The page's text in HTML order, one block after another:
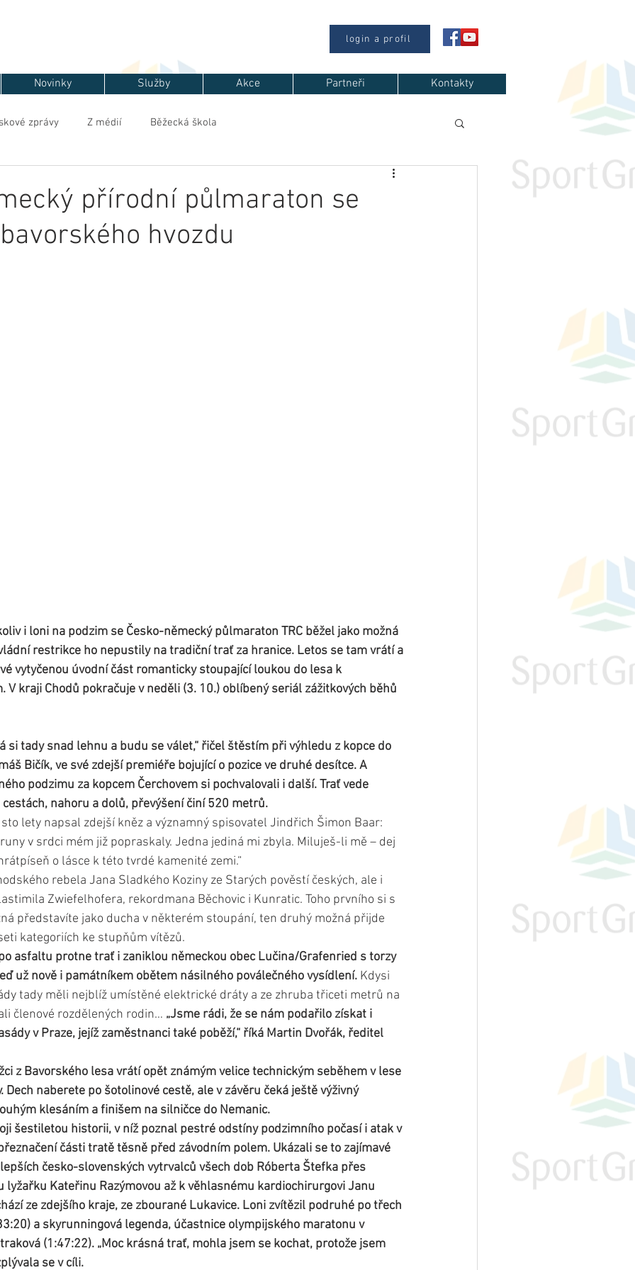
login a profil
Novinky Služby Akce Partneři Kontakty
zprávy Z médií Běžecká škola
přírodní půlmaraton se
hvozdu
i loni na podzim se Česko-německý půlmaraton TRC běžel jako možná
restrikce ho nepustily na tradiční trať za hranice. Letos se tam vrátí a
vytyčenou úvodní část romanticky stoupající loukou do lesa k
V kraji Chodů pokračuje v neděli (3. 10.) oblíbený seriál zážitkových běhů
si tady snad lehnu a budu se válet,“ řičel štěstím při výhledu z kopce do
Bičík, ve své zdejší premiéře bojující o pozice ve druhé desítce. A
podzimu za kopcem Čerchovem si pochvalovali i další. Trať vede
nahoru a dolů, převýšení činí 520 metrů.
lety napsal zdejší kněz a významný spisovatel Jindřich Šimon Baar:
v srdci mém již popraskaly. Jedna jediná mi zbyla. Miluješ-li mě – dej
o lásce k této tvrdé kamenité zemi.“
rebela Jana Sladkého Koziny ze Starých pověstí českých, ale i
Zwiefelhofera, rekordmana Běchovic i Kunratic. Toho prvního si s
představíte jako ducha v některém stoupání, ten druhý možná přijde
kategoriích ke stupňům vítězů.
asfaltu protne trať i zaniklou německou obec Lučina/Grafenried s torzy
už nově i památníkem obětem násilného poválečného vysídlení. Kdysi
tady měli nejblíž umístěné elektrické dráty a ze zhruba třiceti metrů na
členové rozdělených rodin… „Jsme rádi, že se nám podařilo získat i
v Praze, jejíž zaměstnanci také poběží,“ říká Martin Dvořák, ředitel
z Bavorského lesa vrátí opět známým velice technickým seběhem v lese
Dech naberete po šotolinové cestě, ale v závěru čeká ještě výživný
klesáním a finišem na silničce do Nemanic.
šestiletou historii, v níž poznal pestré odstíny podzimního počasí i atak v
části tratě těsně před závodním polem. Ukázali se to zajímavé
česko-slovenských vytrvalců všech dob Róberta Štefka přes
lyžařku Kateřinu Razýmovou až k věhlasnému kardiochirurgovi Janu
ze zdejšího kraje, ze zbourané Lukavice. Loni zvítězil podruhé po třech
a skyrunningová legenda, účastnice olympijského maratonu v
(1:47:22). „Moc krásná trať, mohla jsem se kochat, protože jsem
se v cíli.